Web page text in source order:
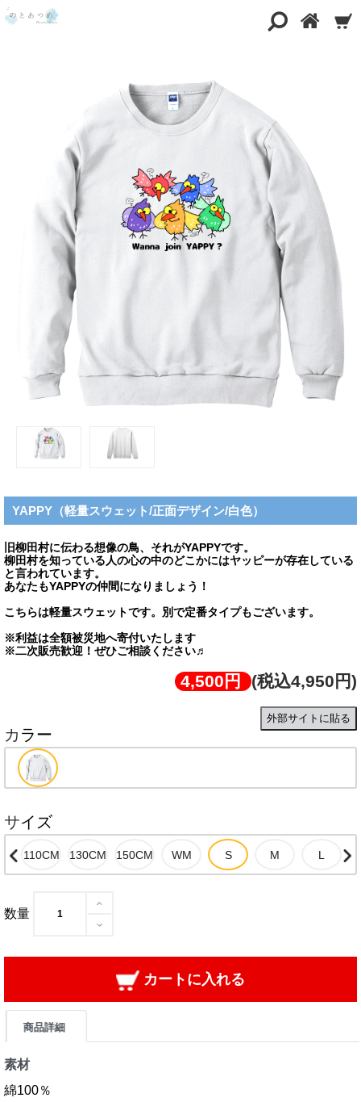
YAPPY（軽量スウェット/正面デザイン/白色）
旧柳田村に伝わる想像の鳥、それがYAPPYです。
柳田村を知っている人の心の中のどこかにはヤッピーが存在している
と言われています。
あなたもYAPPYの仲間になりましょう！
こちらは軽量スウェットです。別で定番タイプもございます。
※利益は全額被災地へ寄付いたします
※二次販売歓迎！ぜひご相談ください♬
4,500円 (税込4,950円)
外部サイトに貼る
カラー
サイズ
数量
カートに入れる
商品詳細
素材
綿100％